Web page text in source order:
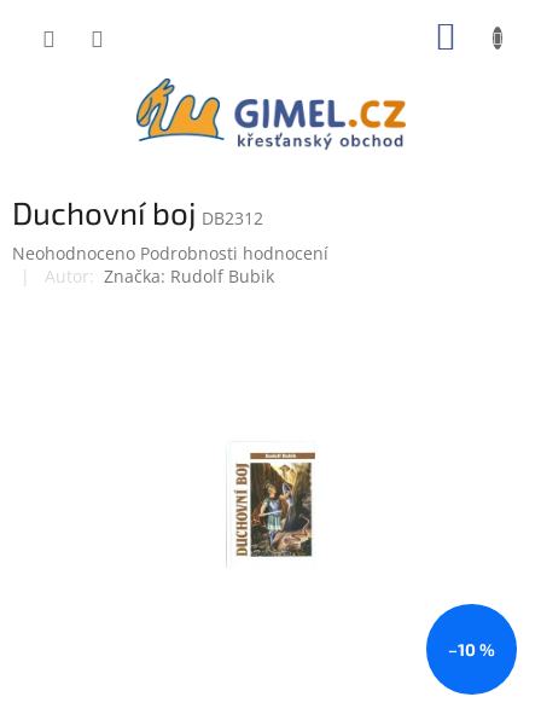
Duchovní boj DB2312
Průměrné
hodnocení
Neohodnoceno Podrobnosti hodnocení
Značka: Rudolf Bubik
–10 %